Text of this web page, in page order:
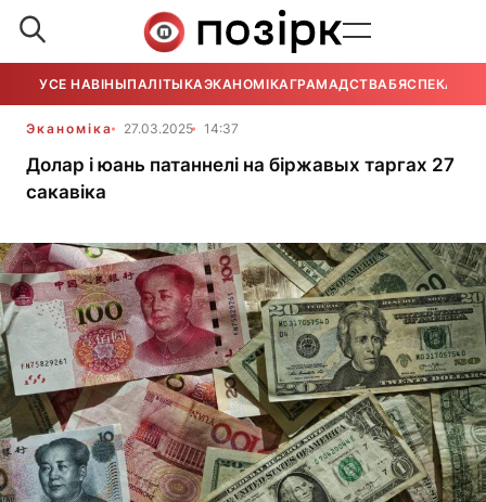
УСЕ НАВІНЫПАЛІТЫКАЭКАНОМІКАГРАМАДСТВАБЯСПЕКА
Эканоміка 27.03.2025 14:37
Долар і юань патаннелі на біржавых таргах 27
сакавіка